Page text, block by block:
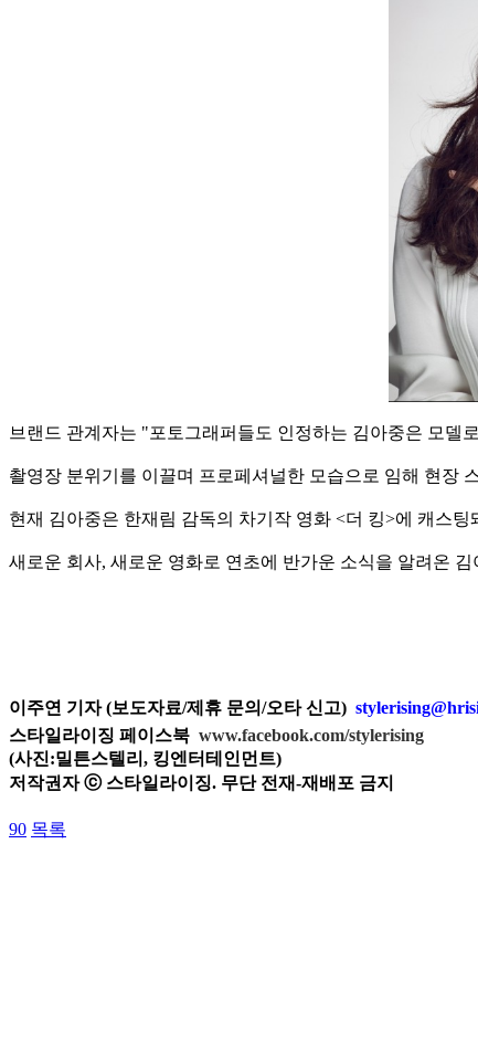
브랜드 관계자는 "포토그래퍼들도 인정하는 김아중은 모델
촬영장 분위기를 이끌며 프로페셔널한 모습으로 임해 현장
현재 김아중은 한재림 감독의 차기작 영화 <더 킹>에 캐스팅
새로운 회사, 새로운 영화로 연초에 반가운 소식을 알려온
이주연 기자 (보도자료/제휴 문의/오타 신고)
스타일라이징 페이스북 www.facebook.com/stylerising
(사진:밀튼스텔리, 킹엔터테인먼트)
저작권자 ⓒ 스타일라이징. 무단 전재-재배포 금지
90 목록